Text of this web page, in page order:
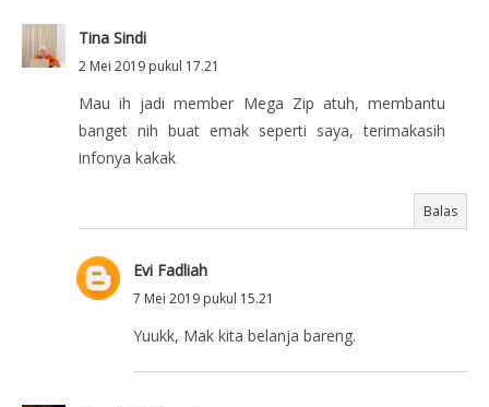
Tina Sindi
2 Mei 2019 pukul 17.21
Mau ih jadi member Mega Zip atuh, membantu
banget nih buat emak seperti saya, terimakasih
infonya kakak
Balas
Evi Fadliah
7 Mei 2019 pukul 15.21
Yuukk, Mak kita belanja bareng.